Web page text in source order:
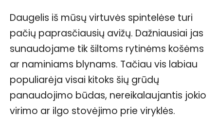
Daugelis iš mūsų virtuvės spintelėse turi
pačių paprasčiausių avižų. Dažniausiai jas
sunaudojame tik šiltoms rytinėms košėms
ar naminiams blynams. Tačiau vis labiau
populiarėja visai kitoks šių grūdų
panaudojimo būdas, nereikalaujantis jokio
virimo ar ilgo stovėjimo prie viryklės.